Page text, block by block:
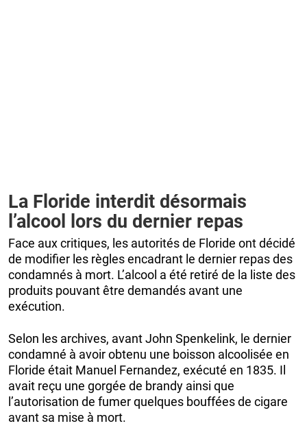
La Floride interdit désormais
l’alcool lors du dernier repas
Face aux critiques, les autorités de Floride ont décidé
de modifier les règles encadrant le dernier repas des
condamnés à mort. L’alcool a été retiré de la liste des
produits pouvant être demandés avant une
exécution.
Selon les archives, avant John Spenkelink, le dernier
condamné à avoir obtenu une boisson alcoolisée en
Floride était Manuel Fernandez, exécuté en 1835. Il
avait reçu une gorgée de brandy ainsi que
l’autorisation de fumer quelques bouffées de cigare
avant sa mise à mort.